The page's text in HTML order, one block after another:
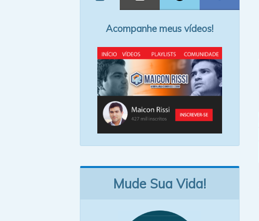
Acompanhe meus vídeos!
Mude Sua Vida!